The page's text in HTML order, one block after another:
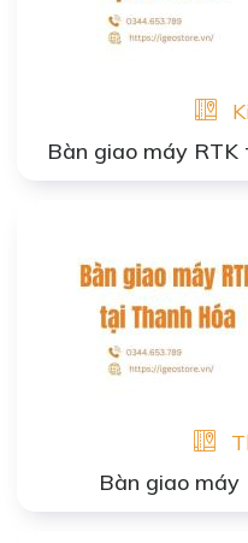
Bàn giao máy RTK
Bàn giao máy